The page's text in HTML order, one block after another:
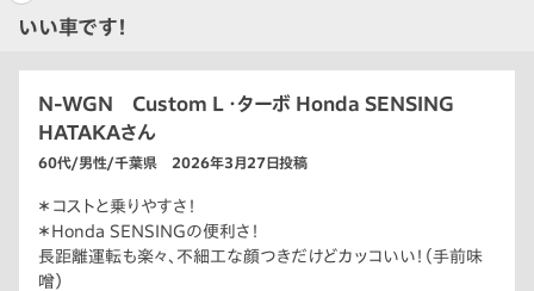
いい車です！
N-WGN Custom L ・ターボ Honda SENSING
HATAKAさん
60代/男性/千葉県 2026年3月27日投稿
＊コストと乗りやすさ！
＊Honda SENSINGの便利さ！
長距離運転も楽々、不細工な顔つきだけどカッコいい！（手前味
噌）